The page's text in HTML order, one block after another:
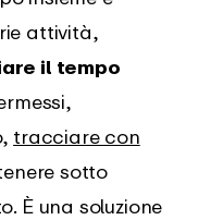
attività,
il tempo
tracciare con
sotto
È una soluzione